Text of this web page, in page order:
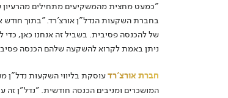
"כמעט מחצית מהמשקיעים מתחילים מהרעיון
בחברת השקעות הנדל"ן אורצ'רד. "בתוך
של להכנסה פסיבית. בשביל זה אנחנו כאן,
ניתן באמת לקרוא להשקעה שלהם הכנסה
חברת אורצ'רדעוסקת בליווי השקעות נדל"ן
המושכרים ומניבים הכנסה חודשית. "נדל"ן זה